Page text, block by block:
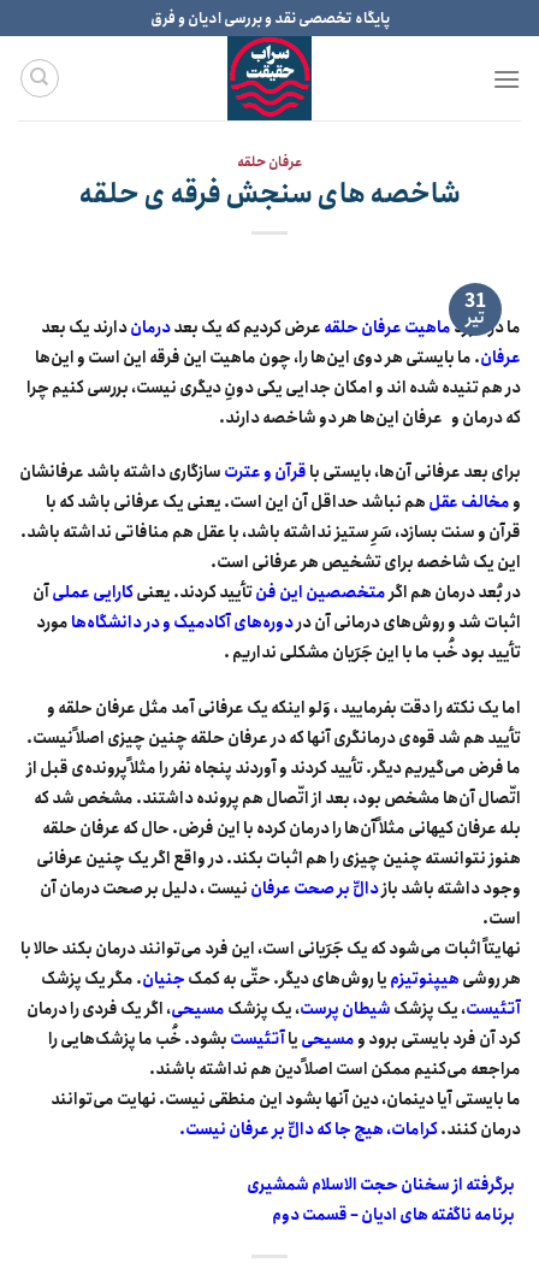
to
content
پایگاه تخصصی نقد و بررسی ادیان و فرق
عرفان حلقه
شاخصه های سنجش فرقه ی حلقه
31
تیر
ما در موردماهیت عرفان حلقهعرض کردیم که یک بعددرماندارند یک بعد
عرفان. ما بایستی هر دوی این‌ها را، چون ماهیت این فرقه این است و این‌ها
در هم تنیده‌ شده اند و امکان جدایی یکی دونِ دیگری نیست، بررسی ‌کنیم چرا
که درمان و عرفان این‌ها هر دو شاخصه‌ دارند.
برای بعد عرفانی آن‌ها، بایستی باقرآن و عترتسازگاری داشته باشد عرفانشان
ومخالف عقلهم نباشد حداقل آن این است. یعنی یک عرفانی باشد که با
قرآن و سنت بسازد، سَرِ ستیز نداشته باشد، با عقل هم منافاتی نداشته باشد.
این یک شاخصه برای تشخیص هر عرفانی است.
در بُعد درمان هم اگرمتخصصین این فنتأیید کردند. یعنیکارایی عملی‌آن
اثبات شد و روش‌های درمانی‌ آن دردوره‌های آکادمیک و در دانشگاه‌هامورد
تأیید بود خُب ما با این جَرَیان مشکلی نداریم .
اما یک نکته را دقت بفرمایید ، وَلو اینکه یک عرفانی آمد مثل عرفان حلقه و
تأیید هم شد قوه‌ی درمانگری آنها که در عرفان حلقه چنین چیزی اصلاً نیست.
ما فرض می‌گیریم دیگر. تأیید کردند و آوردند پنجاه نفر را مثلاً پرونده‌ی قبل از
اتّصال آن‌ها مشخص بود، بعد از اتّصال هم پرونده داشتند. مشخص شد که
بله عرفان کیهانی مثلاً آن‌ها را درمان کرده با این فرض. حال که عرفان حلقه
هنوز نتوانسته چنین چیزی را هم اثبات بکند. در واقع اگر یک چنین عرفانی
وجود داشته باشد بازدالِّ بر صحت عرفاننیست ، دلیل بر صحت درمان آن
است.
نهایتاً اثبات می‌شود که یک جَرَیانی است، این فرد می‌توانند درمان بکند حالا با
هر روشیهیپنوتیزمیا روش‌های دیگر. حتّی به کمکجنیان. مگر یک پزشک
آتئیست، یک پزشکشیطان پرست، یک پزشکمسیحی، اگر یک فردی را درمان
کرد آن فرد بایستی برود ومسیحییاآتئیستبشود. خُب ما پزشک‌هایی را
مراجعه می‌کنیم ممکن است اصلاً دین هم نداشته باشند.
ما بایستی آیا دینمان، دین آنها بشود این منطقی نیست. نهایت می‌توانند
درمان کنند.کرامات، هیچ جا که دالِّ بر عرفان نیست.
برگرفته از سخنان حجت الاسلام شمشیری
برنامه ناگفته های ادیان – قسمت دوم